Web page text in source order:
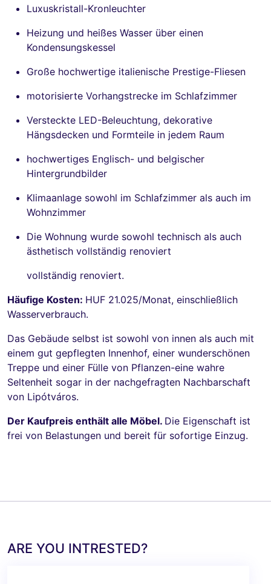
Luxuskristall-Kronleuchter
Heizung und heißes Wasser über einen
Kondensungskessel
Große hochwertige italienische Prestige-Fliesen
motorisierte Vorhangstrecke im Schlafzimmer
Versteckte LED-Beleuchtung, dekorative
Hängsdecken und Formteile in jedem Raum
hochwertiges Englisch- und belgischer
Hintergrundbilder
Klimaanlage sowohl im Schlafzimmer als auch im
Wohnzimmer
Die Wohnung wurde sowohl technisch als auch
ästhetisch vollständig renoviert
vollständig renoviert.
Häufige Kosten: HUF 21.025/Monat, einschließlich
Wasserverbrauch.
Das Gebäude selbst ist sowohl von innen als auch mit
einem gut gepflegten Innenhof, einer wunderschönen
Treppe und einer Fülle von Pflanzen-eine wahre
Seltenheit sogar in der nachgefragten Nachbarschaft
von Lipótváros.
Der Kaufpreis enthält alle Möbel. Die Eigenschaft ist
frei von Belastungen und bereit für sofortige Einzug.
ARE YOU INTRESTED?